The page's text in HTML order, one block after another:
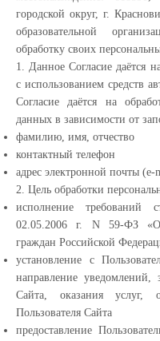
городской округ, г.
образовательной
обработку своих
1. Данное Согласие даётся
с использованием средств
Согласие даётся на
данных в зависимости от
фамилию, имя, отчество
контактный телефон
адрес электронной почты (e-
2. Цель обработки
исполнение требований
02.05.2006 г. N 59-ФЗ «О
граждан Российской
установление с
направление уведомлений,
Сайта, оказания услуг,
Пользователя Сайта
предоставление